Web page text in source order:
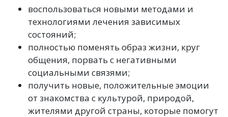
воспользоваться новыми методами и
технологиями лечения зависимых
состояний;
полностью поменять образ жизни, круг
общения, порвать с негативными
социальными связями;
получить новые, положительные эмоции
от знакомства с культурой, природой,
жителями другой страны, которые помогут